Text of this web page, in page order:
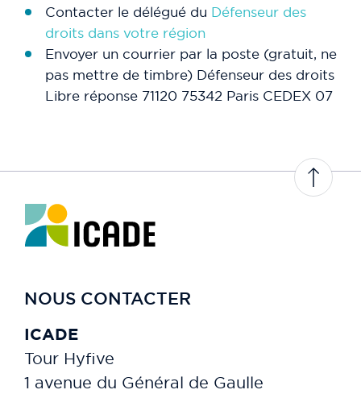
Contacter le délégué du Défenseur des
droits dans votre région
Envoyer un courrier par la poste (gratuit, ne
pas mettre de timbre) Défenseur des droits
Libre réponse 71120 75342 Paris CEDEX 07
NOUS CONTACTER
ICADE
Tour Hyfive
1 avenue du Général de Gaulle